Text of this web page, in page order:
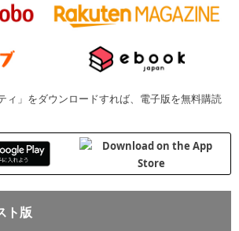
ィ」をダウンロードすれば、電子版を無料購読
ト版